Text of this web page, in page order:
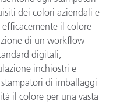
dei colori aziendali e
il colore
di un workflow
digitali,
inchiostri e
di imballaggi
il colore per una vasta